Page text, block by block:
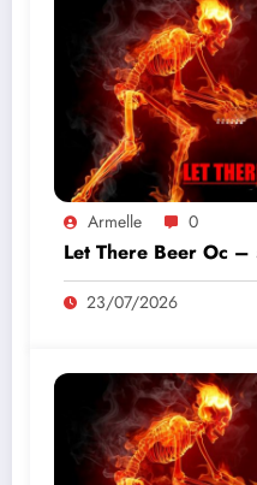
Armelle 0
Let There Beer Oc
23/07/2026